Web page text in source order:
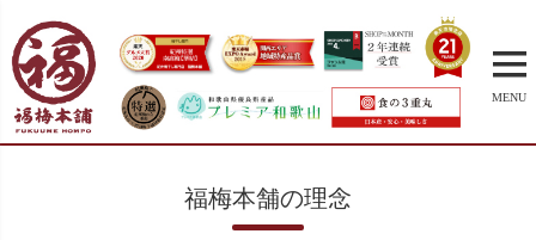
MENU
福梅本舗の理念